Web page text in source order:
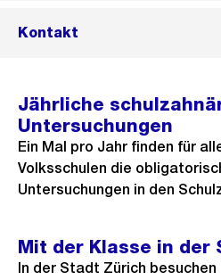
Kontakt
Jährliche
Untersuchungen
Ein Mal pro Jahr finden für
Volksschulen die
Untersuchungen in den
Mit der Klasse in der
In der Stadt Zürich